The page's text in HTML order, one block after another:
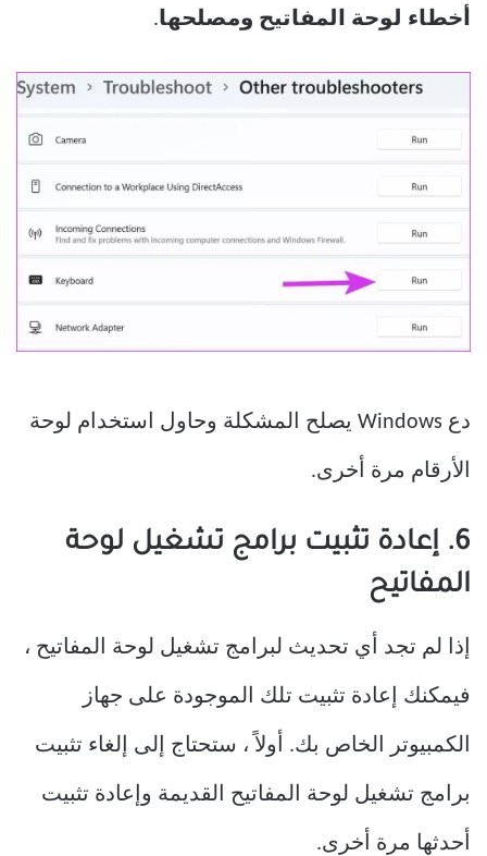
أخطاء لوحة المفاتيح ومصلحها.
دع Windows يصلح المشكلة وحاول استخدام لوحة
الأرقام مرة أخرى.
6. إعادة تثبيت برامج تشغيل لوحة
المفاتيح
إذا لم تجد أي تحديث لبرامج تشغيل لوحة المفاتيح ،
فيمكنك إعادة تثبيت تلك الموجودة على جهاز
الكمبيوتر الخاص بك. أولاً ، ستحتاج إلى إلغاء تثبيت
برامج تشغيل لوحة المفاتيح القديمة وإعادة تثبيت
أحدثها مرة أخرى.